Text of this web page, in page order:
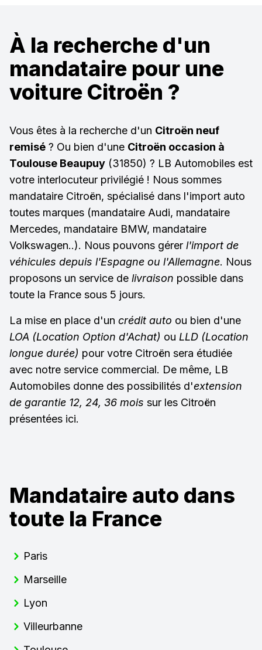
À la recherche d'un
mandataire pour une
voiture Citroën ?
Vous êtes à la recherche d'un Citroën neuf
remisé ? Ou bien d'une Citroën occasion à
Toulouse Beaupuy (31850) ? LB Automobiles est
votre interlocuteur privilégié ! Nous sommes
mandataire Citroën, spécialisé dans l'import auto
toutes marques (mandataire Audi, mandataire
Mercedes, mandataire BMW, mandataire
Volkswagen..). Nous pouvons gérer l'import de
véhicules depuis l'Espagne ou l'Allemagne. Nous
proposons un service de livraison possible dans
toute la France sous 5 jours.
La mise en place d'un crédit auto ou bien d'une
LOA (Location Option d'Achat) ou LLD (Location
longue durée) pour votre Citroën sera étudiée
avec notre service commercial. De même, LB
Automobiles donne des possibilités d'extension
de garantie 12, 24, 36 mois sur les Citroën
présentées ici.
Mandataire auto dans
toute la France
Paris
Marseille
Lyon
Villeurbanne